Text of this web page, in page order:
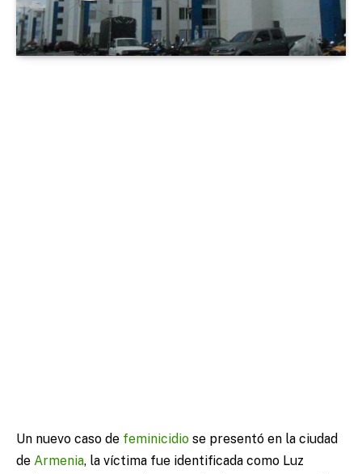
Un nuevo caso de feminicidio se presentó en la ciudad
de Armenia, la víctima fue identificada como Luz